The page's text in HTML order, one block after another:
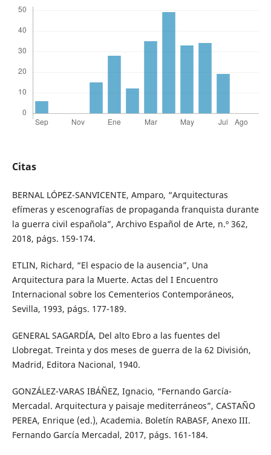
Citas
BERNAL LÓPEZ-SANVICENTE, Amparo, “Arquitecturas
efímeras y escenografías de propaganda franquista durante
la guerra civil española”, Archivo Español de Arte, n.º 362,
2018, págs. 159-174.
ETLIN, Richard, “El espacio de la ausencia”, Una
Arquitectura para la Muerte. Actas del I Encuentro
Internacional sobre los Cementerios Contemporáneos,
Sevilla, 1993, págs. 177-189.
GENERAL SAGARDÍA, Del alto Ebro a las fuentes del
Llobregat. Treinta y dos meses de guerra de la 62 División,
Madrid, Editora Nacional, 1940.
GONZÁLEZ-VARAS IBÁÑEZ, Ignacio, “Fernando García-
Mercadal. Arquitectura y paisaje mediterráneos”, CASTAÑO
PEREA, Enrique (ed.), Academia. Boletín RABASF, Anexo III.
Fernando García Mercadal, 2017, págs. 161-184.